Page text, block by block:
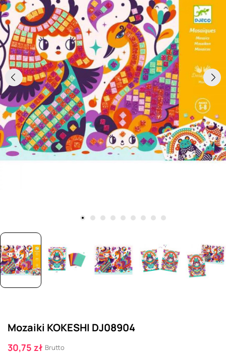
Mozaiki KOKESHI DJ08904
30,75 zł Brutto